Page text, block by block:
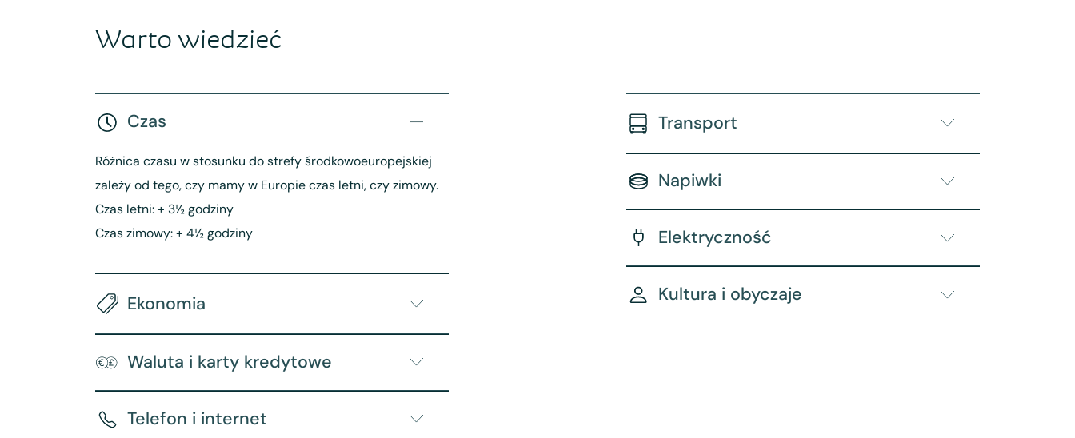
Warto wiedzieć
Czas
Różnica czasu w stosunku do strefy środkowoeuropejskiej
zależy od tego, czy mamy w Europie czas letni, czy zimowy.
Czas letni: + 3½ godziny
Czas zimowy: + 4½ godziny
Ekonomia
Waluta i karty kredytowe
Telefon i internet
Transport
Napiwki
Elektryczność
Kultura i obyczaje